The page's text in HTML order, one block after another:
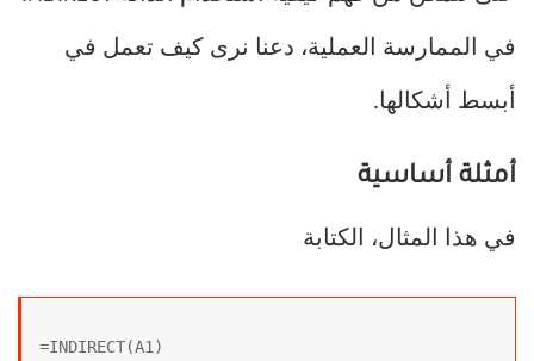
في الممارسة العملية، دعنا نرى كيف تعمل في
أبسط أشكالها.
أمثلة أساسية
في هذا المثال، الكتابة
=INDIRECT(A1)